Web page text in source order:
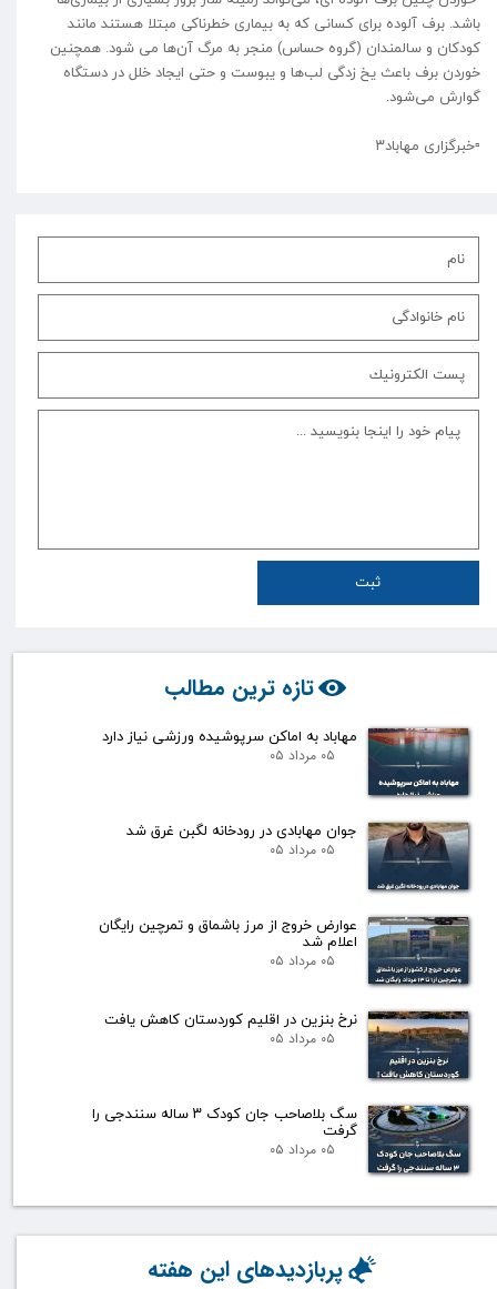
باشد. برف آلوده برای کسانی که به بیماری خطرناکی مبتلا هستند مانند
کودکان و سالمندان (گروه حساس) منجر به مرگ آن‌ها می شود. همچنین
خوردن برف باعث یخ زدگی لب‌ها و یبوست و حتی ایجاد خلل در دستگاه
گوارش می‌شود.
▫️⁩خبرگزاری مهاباد۳
تازه ترین مطالب
مهاباد به اماکن سرپوشیده ورزشی نیاز دارد
۰۵ مرداد ۰۵
جوان مهابادی در رودخانه لگبن غرق شد
۰۵ مرداد ۰۵
عوارض خروج از مرز باشماق و تمرچین رایگان
اعلام شد
۰۵ مرداد ۰۵
نرخ بنزین در اقلیم کوردستان کاهش یافت
۰۵ مرداد ۰۵
سگ بلاصاحب جان کودک ۳ ساله سنندجی را
گرفت
۰۵ مرداد ۰۵
پربازدیدهای این هفته
ثبت